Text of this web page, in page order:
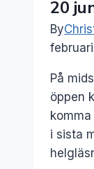
20
By
På
öppen
i sista